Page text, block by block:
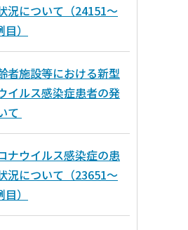
況について（24151～
）
者施設等における新型
イルス感染症患者の発
て
ナウイルス感染症の患
況について（23651～
）